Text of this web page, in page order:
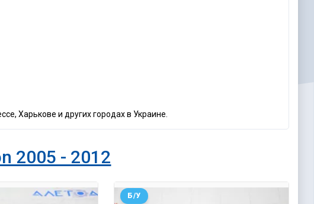
Харькове и других городах в Украине.
2005 - 2012
Б/У